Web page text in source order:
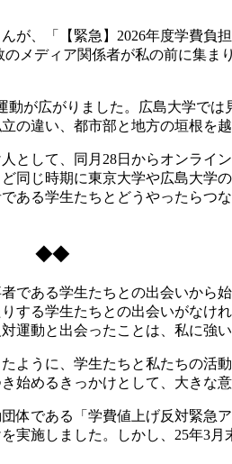
が、「【緊急】2026年度学費
メディア関係者が私の前に集
が広がりました。広島大学で
立の違い、都市部と地方の垣根を
として、同月28日からオンライン
同じ時期に東京大学や広島大学
ある学生たちとどうやったら
◆◆
ある学生たちとの出会いから
る学生たちとの出会いがなけ
運動と出会ったことは、私に強い
たように、学生たちと私たちの活
めるきっかけとして、大きな
である「学費値上げ反対緊急
施しました。しかし、25年3